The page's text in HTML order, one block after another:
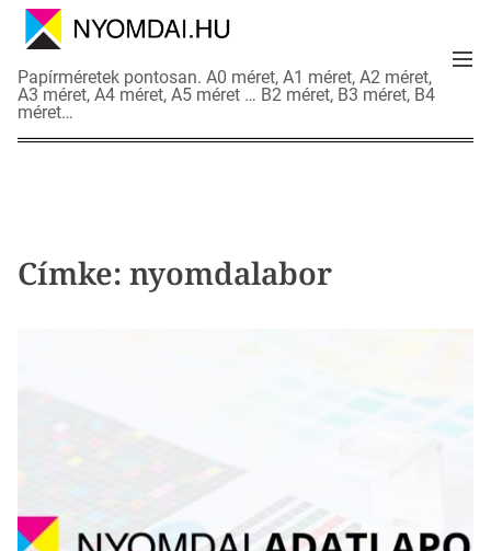
N
y
o
m
d
Papírméretek pontosan. A0 méret, A1 méret, A2 méret,
A3 méret, A4 méret, A5 méret … B2 méret, B3 méret, B4
méret…
M
Címke: nyomdalabor